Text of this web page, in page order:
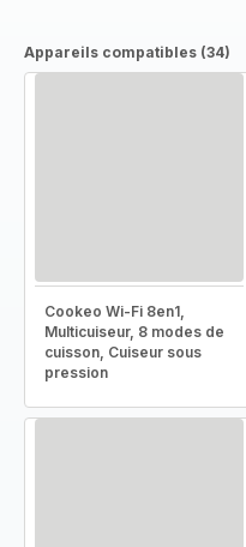
Appareils compatibles (34)
Cookeo Wi-Fi 8en1,
Multicuiseur, 8 modes de
cuisson, Cuiseur sous
pression